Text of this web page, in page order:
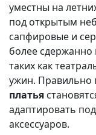
уместны на
под открытым
сапфировые и
более сдержанно
таких как
ужин. Правильно
платья
адаптировать
аксессуаров.